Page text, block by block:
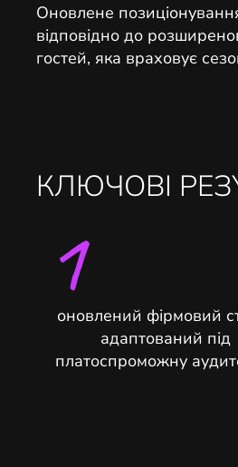
Оновлене
відповідно до
гостей, яка враховує
КЛЮЧОВІ
1
оновлений фірмовий
адаптований під
платоспроможну